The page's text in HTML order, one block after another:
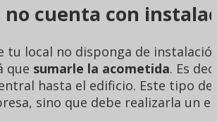
no cuenta con
tu local no disponga de
que sumarle la acometida. Es
hasta el edificio. Este tipo
sino que debe realizarla un